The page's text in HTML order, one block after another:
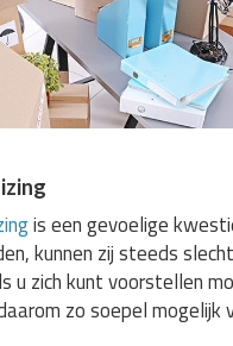
is een gevoelige
kunnen zij steeds
u zich kunt voorstellen
zo soepel mogelijk